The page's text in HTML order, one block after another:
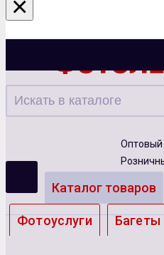
Казань
Оптовый
Каталог товаров
Фотоуслуги Багеты
×